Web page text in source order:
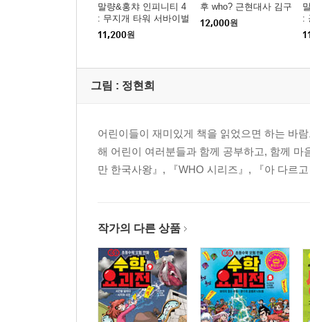
말량&홍챠 인피니티 4
: 무지개 타워 서바이벌
11,200원
후 who? 근현대사 김구
12,000원
:
그림 : 정현희
어린이들이 재미있게 책을 읽었으면 하는 바
해 어린이 여러분들과 함께 공부하고, 함께
만 한국사왕』, 『WHO 시리즈』, 『아 다르
작가의 다른 상품